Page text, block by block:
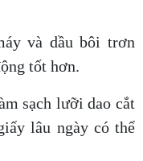
và dầu bôi trơn
tốt hơn.
sạch lưỡi dao cắt
lâu ngày có thể